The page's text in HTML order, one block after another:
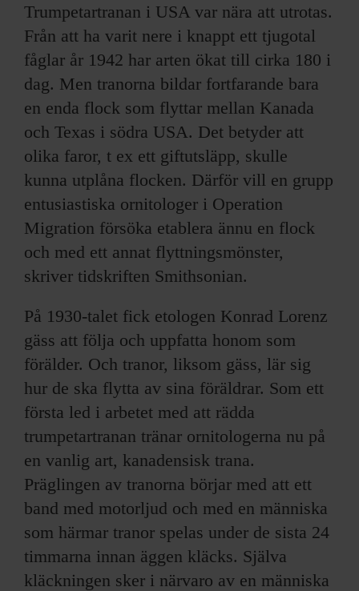
ANNONSERA I F&F
OM F&F
Trumpetartranan i USA var nära att utrotas.
Från att ha varit nere i knappt ett tjugotal
fåglar år 1942 har arten ökat till cirka 180 i
dag. Men tranorna bildar fortfarande bara
en enda flock som flyttar mellan Kanada
och Texas i södra USA. Det betyder att
olika faror, t ex ett giftutsläpp, skulle
kunna utplåna flocken. Därför vill en grupp
entusiastiska ornitologer i Operation
Migration försöka etablera ännu en flock
och med ett annat flyttningsmönster,
skriver tidskriften Smithsonian.
På 1930-talet fick etologen Konrad Lorenz
gäss att följa och uppfatta honom som
förälder. Och tranor, liksom gäss, lär sig
hur de ska flytta av sina föräldrar. Som ett
första led i arbetet med att rädda
trumpetartranan tränar ornitologerna nu på
en vanlig art, kanadensisk trana.
Präglingen av tranorna börjar med att ett
band med motorljud och med en människa
som härmar tranor spelas under de sista 24
timmarna innan äggen kläcks. Själva
kläckningen sker i närvaro av en människa